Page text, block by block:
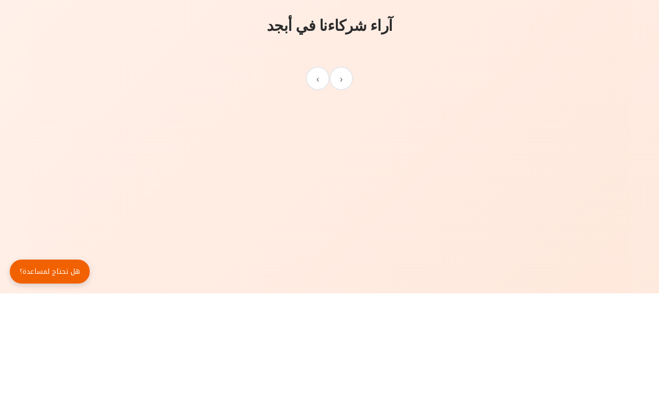
آراء شركاءنا في أبجد
‹
›
هل تحتاج لمساعدة؟